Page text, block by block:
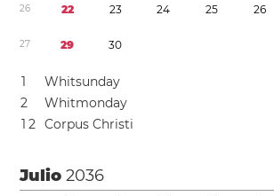
26 22 23 24 25 26
27 29 30
1
Whitsunday
2
Whitmonday
1 2 Corpus Christi
Julio2036